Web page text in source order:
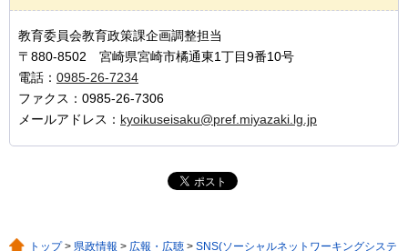
教育委員会教育政策課企画調整担当
〒880-8502 宮崎県宮崎市橘通東1丁目9番10号
電話： 0985-26-7234
ファクス：0985-26-7306
メールアドレス： kyoikuseisaku@pref.miyazaki.lg.jp
トップ> 県政情報 > 広報・広聴 > SNS(ソーシャルネットワーキングシステ